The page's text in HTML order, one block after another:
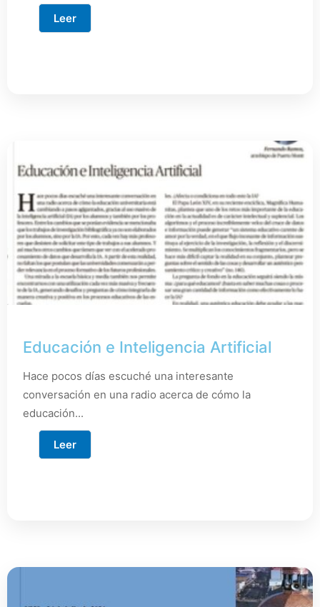
Leer
Educación e Inteligencia Artificial
Hace pocos días escuché una interesante
conversación en una radio acerca de cómo la
educación...
Leer